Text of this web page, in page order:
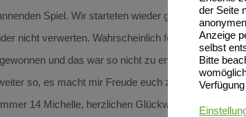
Spiel. Wir starteten wieder gut in den Satz
nicht verwerten. Wahrscheinlich fehlten auch ein
und das war so nicht zu erwarten.
so, es macht mir Freude euch zuzusehen.
14 Michelle, herzlichen Glückwunsch.
der Seite
Anzeige
selbst
Bitte